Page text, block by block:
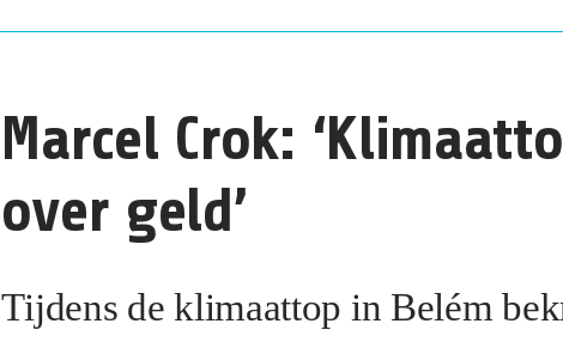
Marcel Crok:
over geld’
Tijdens de klimaattop in Belém